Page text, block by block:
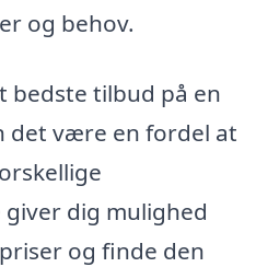
og behov.
bedste tilbud på en
det være en fordel at
dig mulighed
og finde den